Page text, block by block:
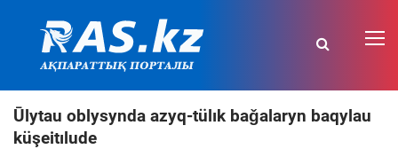
Ūlytau oblysynda azyq-tülık baǧalaryn baqylau
küşeitılude